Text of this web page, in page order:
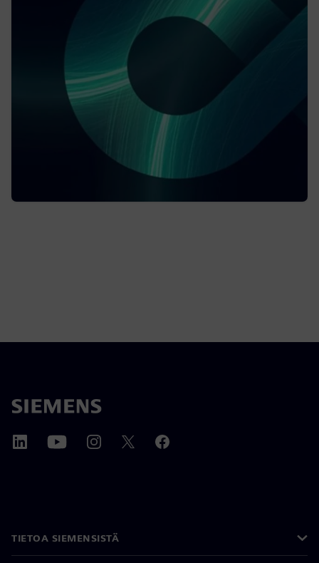
TIETOA SIEMENSISTÄ